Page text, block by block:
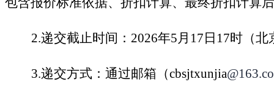
2.递交截止时间： 2026年5月 17 日 17时（北
3.递交方式： 通过邮箱 （cbsjtxunjia